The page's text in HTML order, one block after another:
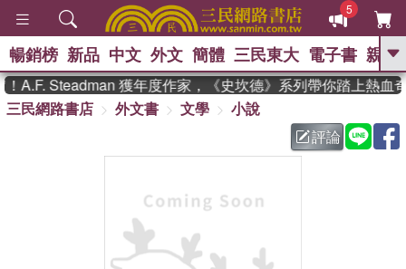
5
GO
熱搜： 東野圭吾
父親節 、 如果歷
暑期推薦 、 國際布克
偉大的迷走神經
暢銷榜 新品 中文 外文 簡體 三民東大 電子書 親子
A.F. Steadman 獲年度作家，《史坎德》系列帶你踏上熱血奇
三民網路書店
外文書 文學
小說
評論